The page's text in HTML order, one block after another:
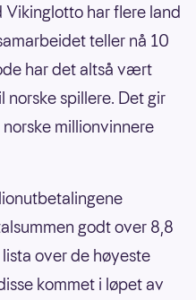
har flere land
teller nå 10
har det altså vært
spillere. Det gir
millionvinnere
godt over 8,8
over de høyeste
kommet i løpet av